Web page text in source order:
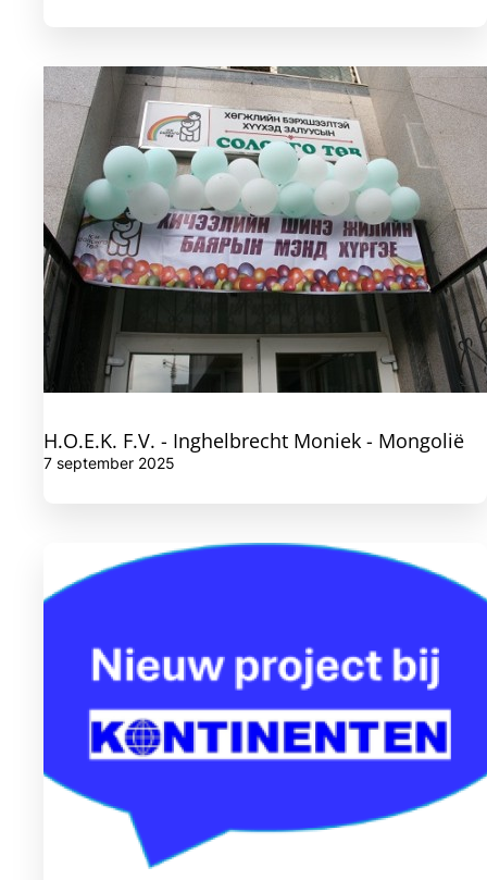
H.O.E.K. F.V. - Inghelbrecht Moniek - Mongolië
7 september 2025